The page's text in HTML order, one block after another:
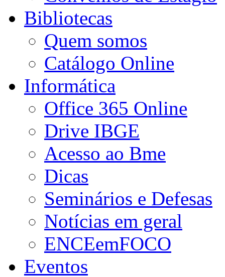
Bibliotecas
Quem somos
Catálogo Online
Informática
Office 365 Online
Drive IBGE
Acesso ao Bme
Dicas
Seminários e Defesas
Notícias em geral
ENCEemFOCO
Eventos